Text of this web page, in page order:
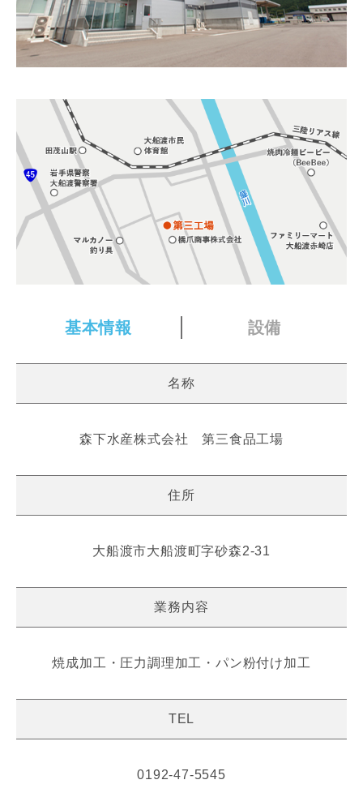
基本情報 設備
名称
森下水産株式会社 第三食品工場
住所
大船渡市大船渡町字砂森2-31
業務内容
焼成加工・圧力調理加工・パン粉付け加工
TEL
0192-47-5545